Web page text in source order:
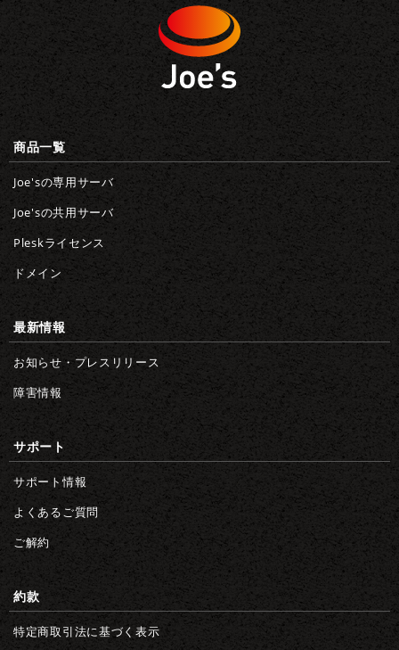
商品一覧
Joe'sの専用サーバ
Joe'sの共用サーバ
Pleskライセンス
ドメイン
最新情報
お知らせ・プレスリリース
障害情報
サポート
サポート情報
よくあるご質問
ご解約
約款
特定商取引法に基づく表示